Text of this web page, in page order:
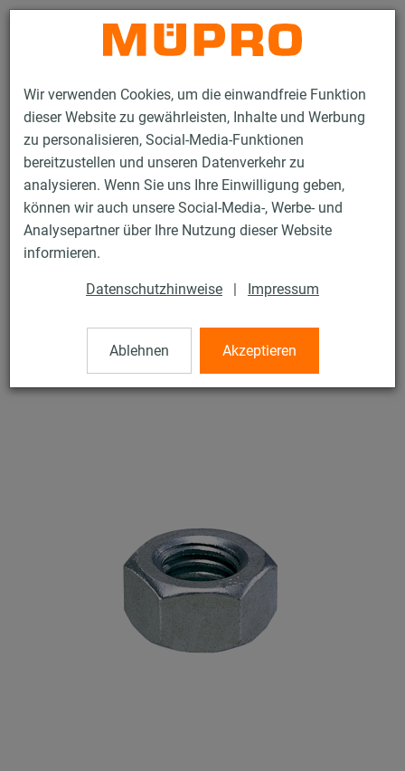
Wir verwenden Cookies, um die einwandfreie Funktion
dieser Website zu gewährleisten, Inhalte und Werbung
zu personalisieren, Social-Media-Funktionen
bereitzustellen und unseren Datenverkehr zu
analysieren. Wenn Sie uns Ihre Einwilligung geben,
können wir auch unsere Social-Media-, Werbe- und
Analysepartner über Ihre Nutzung dieser Website
informieren.
Datenschutzhinweise | Impressum
Ablehnen Akzeptieren
Kontakt
Produkte Befestigungstechnik
Edelstahlprodukte
Edelstahl-Montageteile
Sechskantmuttern
Sechskantmuttern
V2A Sechskantmutter, DIN 934, M24